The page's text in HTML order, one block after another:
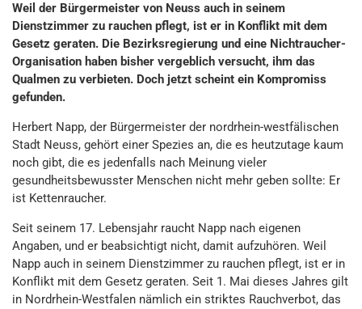
Weil der Bürgermeister von Neuss auch in seinem
Dienstzimmer zu rauchen pflegt, ist er in Konflikt mit dem
Gesetz geraten. Die Bezirksregierung und eine Nichtraucher-
Organisation haben bisher vergeblich versucht, ihm das
Qualmen zu verbieten. Doch jetzt scheint ein Kompromiss
gefunden.
Herbert Napp, der Bürgermeister der nordrhein-westfälischen
Stadt Neuss, gehört einer Spezies an, die es heutzutage kaum
noch gibt, die es jedenfalls nach Meinung vieler
gesundheitsbewusster Menschen nicht mehr geben sollte: Er
ist Kettenraucher.
Seit seinem 17. Lebensjahr raucht Napp nach eigenen
Angaben, und er beabsichtigt nicht, damit aufzuhören. Weil
Napp auch in seinem Dienstzimmer zu rauchen pflegt, ist er in
Konflikt mit dem Gesetz geraten. Seit 1. Mai dieses Jahres gilt
in Nordrhein-Westfalen nämlich ein striktes Rauchverbot, das